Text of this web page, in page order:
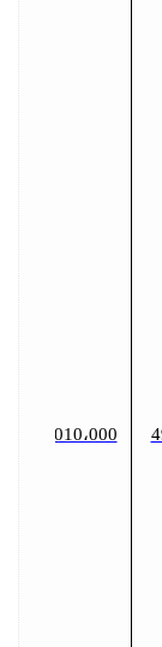
2،496،010،000